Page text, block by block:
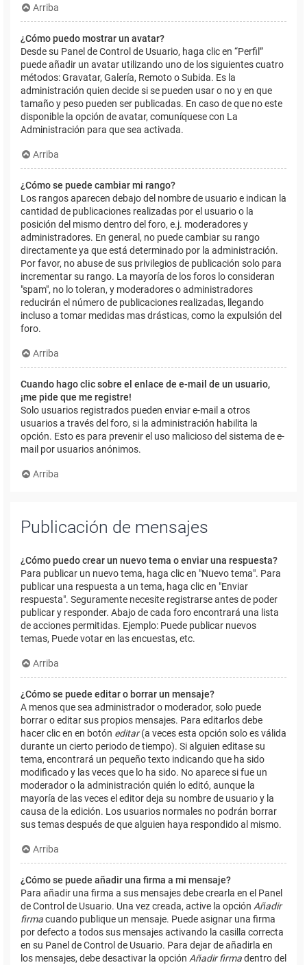
Arriba
¿Cómo puedo mostrar un avatar?
Desde su Panel de Control de Usuario, haga clic en “Perfil”
puede añadir un avatar utilizando uno de los siguientes cuatro
métodos: Gravatar, Galería, Remoto o Subida. Es la
administración quien decide si se pueden usar o no y en que
tamaño y peso pueden ser publicadas. En caso de que no este
disponible la opción de avatar, comuníquese con La
Administración para que sea activada.
Arriba
¿Cómo se puede cambiar mi rango?
Los rangos aparecen debajo del nombre de usuario e indican la
cantidad de publicaciones realizadas por el usuario o la
posición del mismo dentro del foro, e.j. moderadores y
administradores. En general, no puede cambiar su rango
directamente ya que está determinado por la administración.
Por favor, no abuse de sus privilegios de publicación solo para
incrementar su rango. La mayoría de los foros lo consideran
"spam", no lo toleran, y moderadores o administradores
reducirán el número de publicaciones realizadas, llegando
incluso a tomar medidas mas drásticas, como la expulsión del
foro.
Arriba
Cuando hago clic sobre el enlace de e-mail de un usuario,
¡me pide que me registre!
Solo usuarios registrados pueden enviar e-mail a otros
usuarios a través del foro, si la administración habilita la
opción. Esto es para prevenir el uso malicioso del sistema de e-
mail por usuarios anónimos.
Arriba
Publicación de mensajes
¿Cómo puedo crear un nuevo tema o enviar una respuesta?
Para publicar un nuevo tema, haga clic en "Nuevo tema". Para
publicar una respuesta a un tema, haga clic en "Enviar
respuesta". Seguramente necesite registrarse antes de poder
publicar y responder. Abajo de cada foro encontrará una lista
de acciones permitidas. Ejemplo: Puede publicar nuevos
temas, Puede votar en las encuestas, etc.
Arriba
¿Cómo se puede editar o borrar un mensaje?
A menos que sea administrador o moderador, solo puede
borrar o editar sus propios mensajes. Para editarlos debe
hacer clic en en botón editar(a veces esta opción solo es válida
durante un cierto periodo de tiempo). Si alguien editase su
tema, encontrará un pequeño texto indicando que ha sido
modificado y las veces que lo ha sido. No aparece si fue un
moderador o la administración quién lo editó, aunque la
mayoría de las veces el editor deja su nombre de usuario y la
causa de la edición. Los usuarios normales no podrán borrar
sus temas después de que alguien haya respondido al mismo.
Arriba
¿Cómo se puede añadir una firma a mi mensaje?
Para añadir una firma a sus mensajes debe crearla en el Panel
de Control de Usuario. Una vez creada, active la opción Añadir
firmacuando publique un mensaje. Puede asignar una firma
por defecto a todos sus mensajes activando la casilla correcta
en su Panel de Control de Usuario. Para dejar de añadirla en
los mensajes, debe desactivar la opción Añadir firmadentro del